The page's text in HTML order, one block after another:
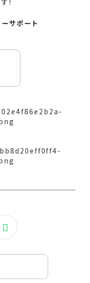
！
サポート